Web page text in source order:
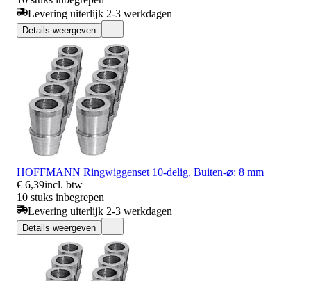
Levering uiterlijk 2-3 werkdagen
Details weergeven
HOFFMANN Ringwiggenset 10-delig, Buiten-⌀: 8 mm
€ 6,39incl. btw
10 stuks inbegrepen
Levering uiterlijk 2-3 werkdagen
Details weergeven